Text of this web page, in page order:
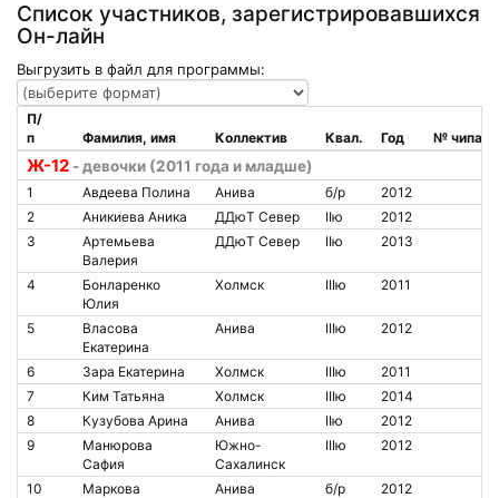
Список участников, зарегистрировавшихся
Он-лайн
Выгрузить в файл для программы:
Ж-12 - девочки (2011 года и младше)
П/
п
Фамилия, имя Коллектив Квал. Год № чипа
1 Авдеева Полина Анива б/р
2012
2
Аникиева Аника ДДюТ Север IIю
2012
3
Артемьева
Валерия
ДДюТ Север IIю 2013
4
Бонларенко
Юлия
Холмск IIIю 2011
5
Власова
Екатерина
Анива IIIю 2012
6 Зара Екатерина Холмск IIIю
2011
7
Ким Татьяна Холмск IIIю
2014
8
Кузубова Арина Анива IIю
2012
9
Манюрова
Сафия
Южно-
Сахалинск
IIIю 2012
10
Маркова
Анива б/р 2012